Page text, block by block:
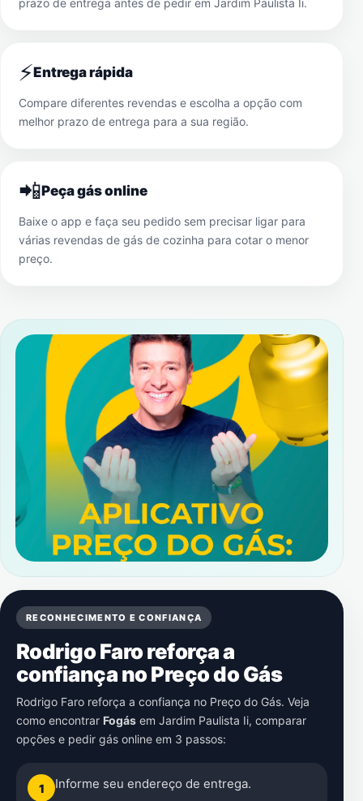
prazo de entrega antes de pedir em Jardim Paulista Ii.
⚡Entrega rápida
Compare diferentes revendas e escolha a opção com
melhor prazo de entrega para a sua região.
📲Peça gás online
Baixe o app e faça seu pedido sem precisar ligar para
várias revendas de gás de cozinha para cotar o menor
preço.
RECONHECIMENTO E CONFIANÇA
Rodrigo Faro reforça a
confiança no Preço do Gás
Rodrigo Faro reforça a confiança no Preço do Gás. Veja
como encontrar Fogás em Jardim Paulista Ii, comparar
opções e pedir gás online em 3 passos:
1 Informe seu endereço de entrega.